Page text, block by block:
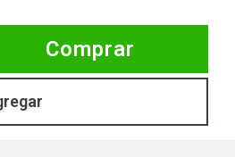
Comprar